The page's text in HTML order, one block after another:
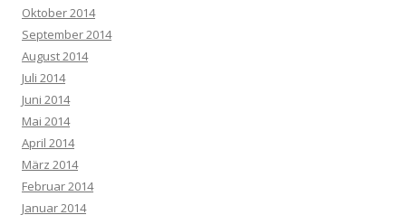
Oktober 2014
September 2014
August 2014
Juli 2014
Juni 2014
Mai 2014
April 2014
März 2014
Februar 2014
Januar 2014